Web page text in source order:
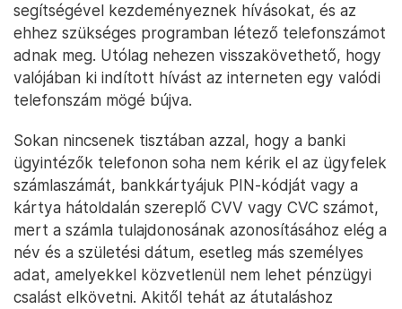
segítségével kezdeményeznek hívásokat, és az
ehhez szükséges programban létező telefonszámot
adnak meg. Utólag nehezen visszakövethető, hogy
valójában ki indított hívást az interneten egy valódi
telefonszám mögé bújva.
Sokan nincsenek tisztában azzal, hogy a banki
ügyintézők telefonon soha nem kérik el az ügyfelek
számlaszámát, bankkártyájuk PIN-kódját vagy a
kártya hátoldalán szereplő CVV vagy CVC számot,
mert a számla tulajdonosának azonosításához elég a
név és a születési dátum, esetleg más személyes
adat, amelyekkel közvetlenül nem lehet pénzügyi
csalást elkövetni. Akitől tehát az átutaláshoz